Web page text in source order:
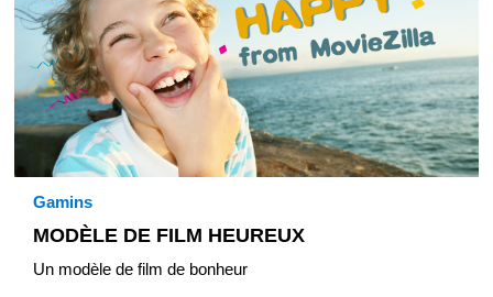
Gamins
MODÈLE DE FILM HEUREUX
Un modèle de film de bonheur